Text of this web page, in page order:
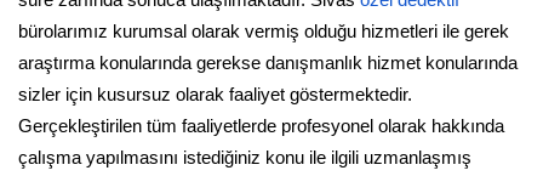
bürolarımız kurumsal olarak vermiş olduğu hizmetleri ile gerek
araştırma konularında gerekse danışmanlık hizmet konularında
sizler için kusursuz olarak faaliyet göstermektedir.
Gerçekleştirilen tüm faaliyetlerde profesyonel olarak hakkında
çalışma yapılmasını istediğiniz konu ile ilgili uzmanlaşmış